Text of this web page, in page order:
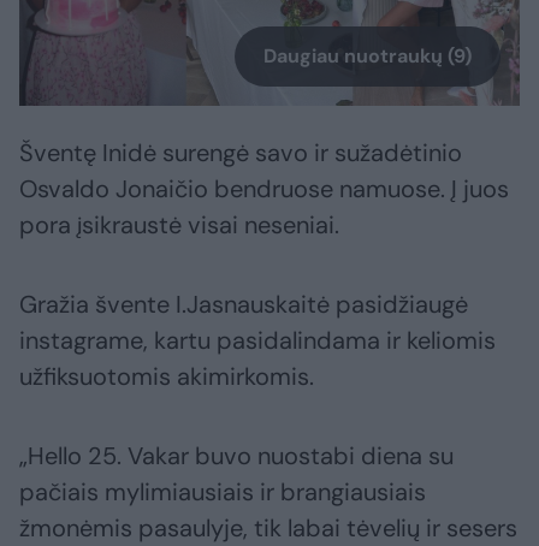
Daugiau nuotraukų (9)
Šventę Inidė surengė savo ir sužadėtinio
Osvaldo Jonaičio bendruose namuose. Į juos
pora įsikraustė visai neseniai.
Gražia švente I.Jasnauskaitė pasidžiaugė
instagrame, kartu pasidalindama ir keliomis
užfiksuotomis akimirkomis.
„Hello 25. Vakar buvo nuostabi diena su
pačiais mylimiausiais ir brangiausiais
žmonėmis pasaulyje, tik labai tėvelių ir sesers